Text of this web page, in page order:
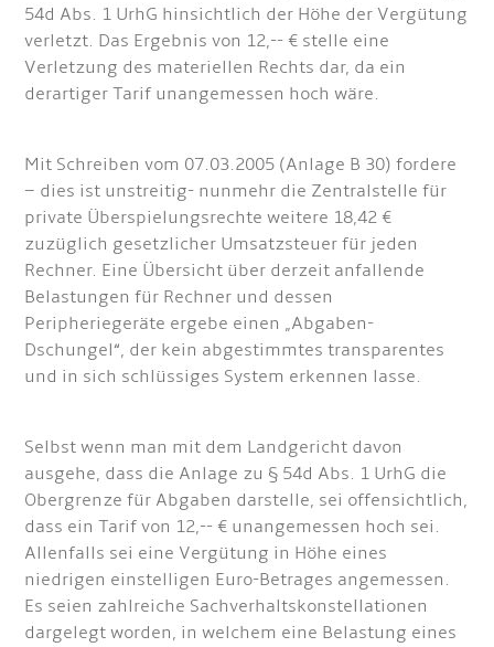
54d Abs. 1 UrhG hinsichtlich der Höhe der Vergütung
verletzt. Das Ergebnis von 12,-- € stelle eine
Verletzung des materiellen Rechts dar, da ein
derartiger Tarif unangemessen hoch wäre.
Mit Schreiben vom 07.03.2005 (Anlage B 30) fordere
– dies ist unstreitig- nunmehr die Zentralstelle für
private Überspielungsrechte weitere 18,42 €
zuzüglich gesetzlicher Umsatzsteuer für jeden
Rechner. Eine Übersicht über derzeit anfallende
Belastungen für Rechner und dessen
Peripheriegeräte ergebe einen „Abgaben-
Dschungel“, der kein abgestimmtes transparentes
und in sich schlüssiges System erkennen lasse.
Selbst wenn man mit dem Landgericht davon
ausgehe, dass die Anlage zu § 54d Abs. 1 UrhG die
Obergrenze für Abgaben darstelle, sei offensichtlich,
dass ein Tarif von 12,-- € unangemessen hoch sei.
Allenfalls sei eine Vergütung in Höhe eines
niedrigen einstelligen Euro-Betrages angemessen.
Es seien zahlreiche Sachverhaltskonstellationen
dargelegt worden, in welchem eine Belastung eines